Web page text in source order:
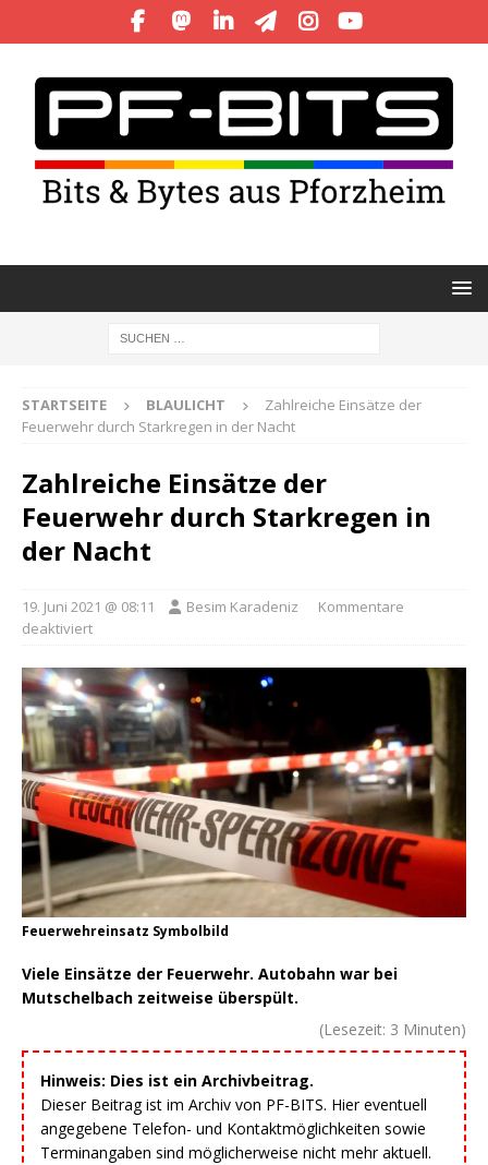
STARTSEITE BLAULICHT
Zahlreiche Einsätze der
Feuerwehr durch Starkregen in der Nacht
Zahlreiche Einsätze der
Feuerwehr durch Starkregen in
der Nacht
19. Juni 2021 @ 08:11 Besim Karadeniz
Kommentare
deaktiviert
Feuerwehreinsatz Symbolbild
Viele Einsätze der Feuerwehr. Autobahn war bei
Mutschelbach zeitweise überspült.
(Lesezeit: 3 Minuten)
Hinweis: Dies ist ein Archivbeitrag.
Dieser Beitrag ist im Archiv von PF-BITS. Hier eventuell
angegebene Telefon- und Kontaktmöglichkeiten sowie
Terminangaben sind möglicherweise nicht mehr aktuell.